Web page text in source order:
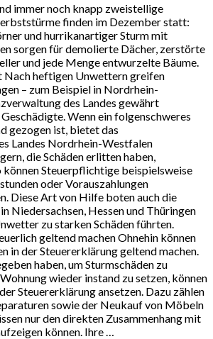
immer noch knapp zweistellige
finden im Dezember statt:
und hurrikanartiger Sturm mit
sorgen für demolierte Dächer, zerstörte
und jede Menge entwurzelte Bäume.
Nach heftigen Unwettern greifen
– zum Beispiel in Nordrhein-
des Landes gewährt
Wenn ein folgenschweres
gezogen ist, bietet das
Landes Nordrhein-Westfalen
die Schäden erlitten haben,
können Steuerpflichtige beispielsweise
oder Vorauszahlungen
Diese Art von Hilfe boten auch die
Niedersachsen, Hessen und Thüringen
zu starken Schäden führten.
geltend machen Ohnehin können
in der Steuererklärung geltend machen.
haben, um Sturmschäden zu
wieder instand zu setzen, können
Steuererklärung ansetzen. Dazu zählen
sowie der Neukauf von Möbeln
nur den direkten Zusammenhang mit
können. Ihre …